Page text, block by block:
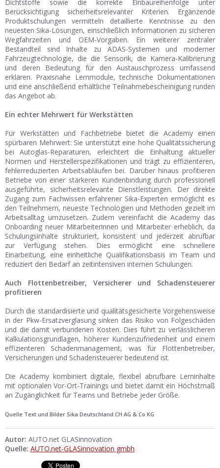
Dichtstoffe sowie die korrekte Einbaureihenfolge unter
Berücksichtigung sicherheitsrelevanter Kriterien. Ergänzende
Produktschulungen vermitteln detaillierte Kenntnisse zu den
neuesten Sika-Lösungen, einschließlich Informationen zu sicheren
Wegfahrzeiten und OEM-Vorgaben. Ein weiterer zentraler
Bestandteil sind Inhalte zu ADAS-Systemen und moderner
Fahrzeugtechnologie, die die Sensorik, die Kamera-Kalibrierung
und deren Bedeutung für den Austauschprozess umfassend
erklären. Praxisnahe Lernmodule, technische Dokumentationen
und eine anschließend erhältliche Teilnahmebescheinigung runden
das Angebot ab.
Ein echter Mehrwert für Werkstätten
Für Werkstätten und Fachbetriebe bietet die Academy einen
spürbaren Mehrwert: Sie unterstützt eine hohe Qualitätssicherung
bei Autoglas-Reparaturen, erleichtert die Einhaltung aktueller
Normen und Herstellerspezifikationen und trägt zu effizienteren,
fehlerreduzierten Arbeitsabläufen bei. Darüber hinaus profitieren
Betriebe von einer stärkeren Kundenbindung durch professionell
ausgeführte, sicherheitsrelevante Dienstleistungen. Der direkte
Zugang zum Fachwissen erfahrener Sika-Experten ermöglicht es
den Teilnehmern, neueste Technologien und Methoden gezielt im
Arbeitsalltag umzusetzen. Zudem vereinfacht die Academy das
Onboarding neuer Mitarbeiterinnen und Mitarbeiter erheblich, da
Schulungsinhalte strukturiert, konsistent und jederzeit abrufbar
zur Verfügung stehen. Dies ermöglicht eine schnellere
Einarbeitung, eine einheitliche Qualifikationsbasis im Team und
reduziert den Bedarf an zeitintensiven internen Schulungen.
Auch Flottenbetreiber, Versicherer und Schadensteuerer
profitieren
Durch die standardisierte und qualitätsgesicherte Vorgehensweise
in der Pkw-Ersatzverglasung sinken das Risiko von Folgeschäden
und die damit verbundenen Kosten. Dies führt zu verlässlicheren
Kalkulationsgrundlagen, höherer Kundenzufriedenheit und einem
effizienteren Schadenmanagement, was für Flottenbetreiber,
Versicherungen und Schadensteuerer bedeutend ist.
Die Academy kombiniert digitale, flexibel abrufbare Lerninhalte
mit optionalen Vor-Ort-Trainings und bietet damit ein Höchstmaß
an Zugänglichkeit für Teams und Betriebe jeder Größe.
Quelle Text und Bilder Sika Deutschland CH AG & Co KG
Autor: AUTO.net GLASinnovation
Quelle: AUTO.net-GLASinnovation gmbh